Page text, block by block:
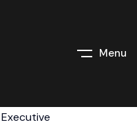
Menu
Executive